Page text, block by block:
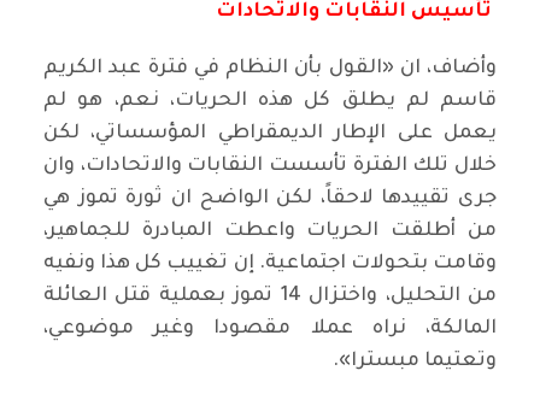
تأسيس النقابات والاتحادات
وأضاف، ان «القول بأن النظام في فترة عبد الكريم
قاسم لم يطلق كل هذه الحريات، نعم، هو لم
يعمل على الإطار الديمقراطي المؤسساتي، لكن
خلال تلك الفترة تأسست النقابات والاتحادات، وان
جرى تقييدها لاحقاً، لكن الواضح ان ثورة تموز هي
من أطلقت الحريات واعطت المبادرة للجماهير،
وقامت بتحولات اجتماعية. إن تغييب كل هذا ونفيه
من التحليل، واختزال 14 تموز بعملية قتل العائلة
المالكة، نراه عملا مقصودا وغير موضوعي،
وتعتيما مبسترا».